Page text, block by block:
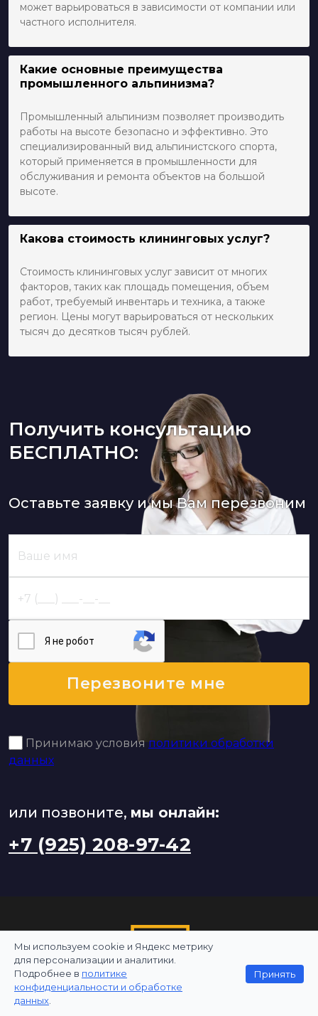
может варьироваться в зависимости от компании или
частного исполнителя.
Какие основные преимущества
промышленного альпинизма?
Промышленный альпинизм позволяет производить
работы на высоте безопасно и эффективно. Это
специализированный вид альпинистского спорта,
который применяется в промышленности для
обслуживания и ремонта объектов на большой
высоте.
Какова стоимость клининговых услуг?
Стоимость клининговых услуг зависит от многих
факторов, таких как площадь помещения, объем
работ, требуемый инвентарь и техника, а также
регион. Цены могут варьироваться от нескольких
тысяч до десятков тысяч рублей.
Получить консультацию
БЕСПЛАТНО:
Оставьте заявку и мы Вам перезвоним
Я нe poбoт
Перезвоните мне
Принимаю условия политики обработки
данных
или позвоните, мы онлайн:
+7 (925) 208-97-42
Услуги
Мы используем cookie и Яндекс метрику
для персонализации и аналитики.
Подробнее в политике
конфиденциальности и обработке
данных
Принять